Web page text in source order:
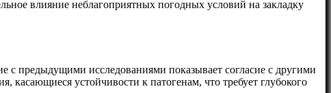
влияние неблагоприятных погодных условий на закладку
с предыдущими исследованиями показывает согласие с другими
касающиеся устойчивости к патогенам, что требует глубокого